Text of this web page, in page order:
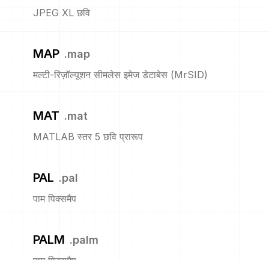
JPEG XL छवि
MAP .map
मल्टी-रिज़ॉल्यूशन सीमलेस इमेज डेटाबेस (MrSID)
MAT .mat
MATLAB स्तर 5 छवि प्रारूप
PAL .pal
पाम पिक्समैप
PALM .palm